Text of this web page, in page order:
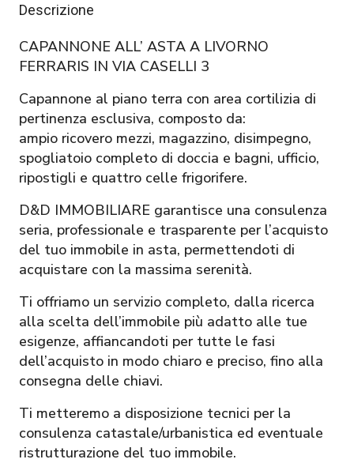
Descrizione
CAPANNONE ALL’ ASTA A LIVORNO
FERRARIS IN VIA CASELLI 3
Capannone al piano terra con area cortilizia di
pertinenza esclusiva, composto da:
ampio ricovero mezzi, magazzino, disimpegno,
spogliatoio completo di doccia e bagni, ufficio,
ripostigli e quattro celle frigorifere.
D&D IMMOBILIARE garantisce una consulenza
seria, professionale e trasparente per l’acquisto
del tuo immobile in asta, permettendoti di
acquistare con la massima serenità.
Ti offriamo un servizio completo, dalla ricerca
alla scelta dell’immobile più adatto alle tue
esigenze, affiancandoti per tutte le fasi
dell’acquisto in modo chiaro e preciso, fino alla
consegna delle chiavi.
Ti metteremo a disposizione tecnici per la
consulenza catastale/urbanistica ed eventuale
ristrutturazione del tuo immobile.